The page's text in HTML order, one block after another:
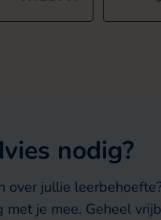
nodig?
over jullie
je mee. Geheel